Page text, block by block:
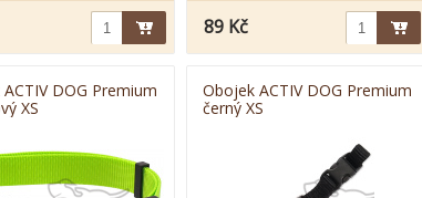
89 Kč
DOG Premium
XS
Obojek ACTIV DOG Premium
černý XS